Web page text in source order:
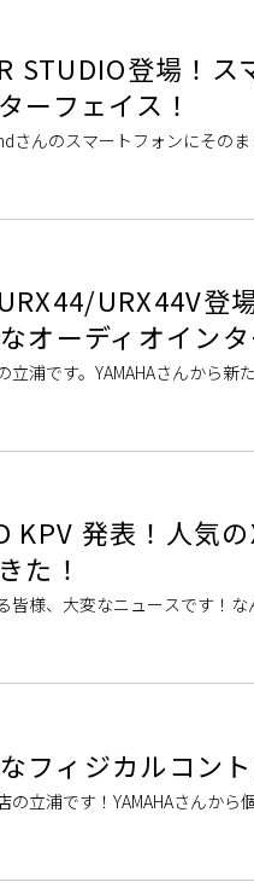
STUDIO登場！ス
ーフェイス！
さんのスマートフォンにその
シリーズに新たな上 […]
URX44V登
オーディオイン
立浦です。YAMAHAさんから
それぞれ […]
KPV 発表！人気
た！
様、大変なニュースです！な
KORG社が […]
フィジカルコン
立浦です！YAMAHAさんか